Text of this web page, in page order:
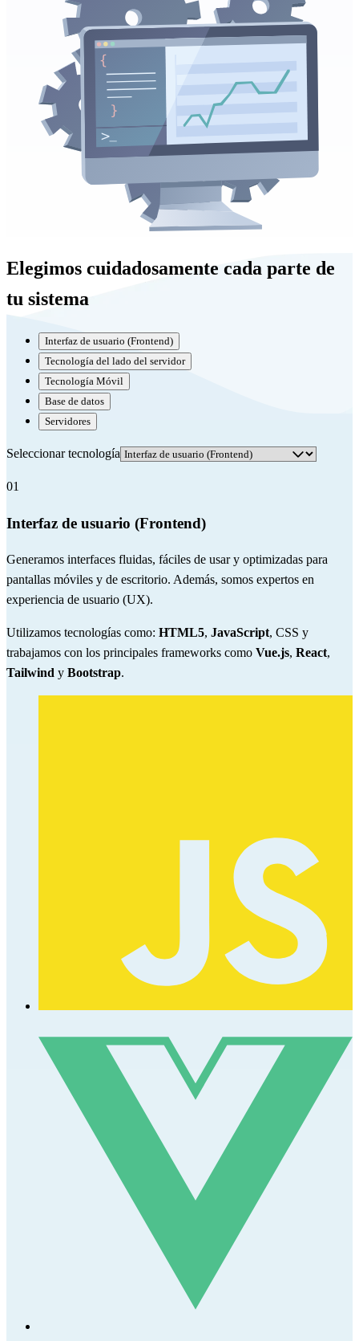
Elegimos cuidadosamente cada parte de
tu sistema
Interfaz de usuario (Frontend)
Tecnología del lado del servidor
Tecnología Móvil
Base de datos
Servidores
Seleccionar tecnología
01
Interfaz de usuario (Frontend)
Generamos interfaces fluidas, fáciles de usar y optimizadas para
pantallas móviles y de escritorio. Además, somos expertos en
experiencia de usuario (UX).
Utilizamos tecnologías como: HTML5, JavaScript, CSS y
trabajamos con los principales frameworks como Vue.js, React,
Tailwind y Bootstrap.